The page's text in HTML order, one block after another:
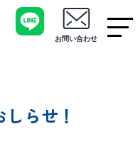
お問い合わせ
らせ！